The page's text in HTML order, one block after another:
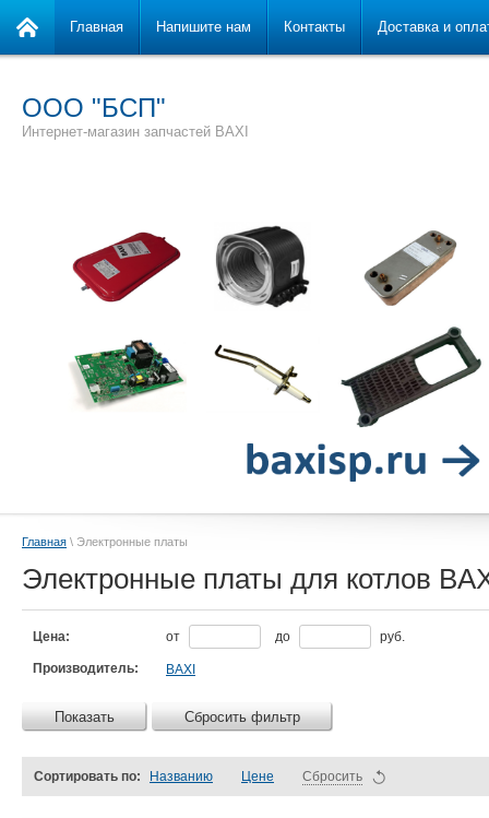
ООО "БСП"
Интернет-магазин запчастей BAXI
Главная Напишите нам Контакты Доставка и
Главная \ Электронные платы
Электронные платы для котлов
Цена: от до руб.
Производитель: BAXI
Показать Сбросить фильтр
Сортировать по: Названию Цене Сбросить